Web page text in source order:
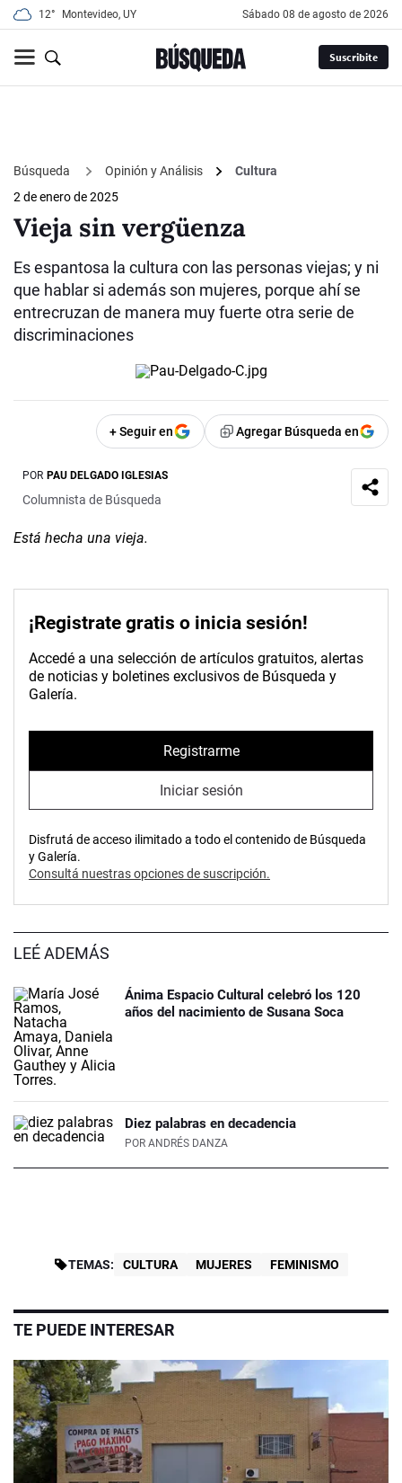
12° Montevideo, UY sábado 08 de agosto de 2026
Suscribite
Búsqueda Opinión y Análisis
Cultura
2 de enero de 2025
Vieja sin vergüenza
Es espantosa la cultura con las personas viejas; y ni
que hablar si además son mujeres, porque ahí se
entrecruzan de manera muy fuerte otra serie de
discriminaciones
+ Seguir en Agregar Búsqueda en
POR PAU DELGADO IGLESIAS
Columnista de Búsqueda
Está hecha una vieja.
¡Registrate gratis o inicia sesión!
Accedé a una selección de artículos gratuitos, alertas
de noticias y boletines exclusivos de Búsqueda y
Galería.
Registrarme
Iniciar sesión
Disfrutá de acceso ilimitado a todo el contenido de Búsqueda
y Galería.
Consultá nuestras opciones de suscripción.
LEÉ ADEMÁS
Ánima Espacio Cultural celebró los 120
años del nacimiento de Susana Soca
Diez palabras en decadencia
POR ANDRÉS DANZA
TEMAS: CULTURA MUJERES FEMINISMO
TE PUEDE INTERESAR